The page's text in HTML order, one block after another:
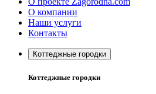
О компании
Наши услуги
Контакты
Коттеджные городки
Коттеджные городки